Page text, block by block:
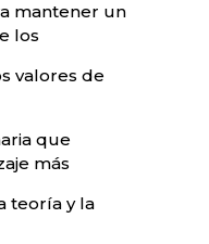
mantener un
los
valores de
que
más
teoría y la